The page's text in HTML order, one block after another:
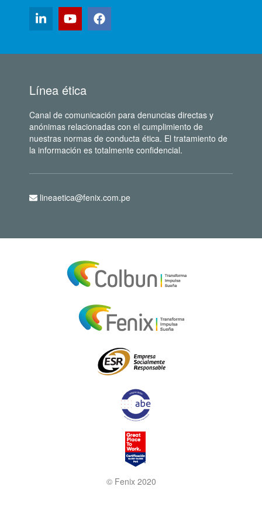
Línea ética
Canal de comunicación para denuncias directas y
anónimas relacionadas con el cumplimiento de
nuestras normas de conducta ética. El tratamiento de
la información es totalmente confidencial.
lineaetica@fenix.com.pe
© Fenix 2020